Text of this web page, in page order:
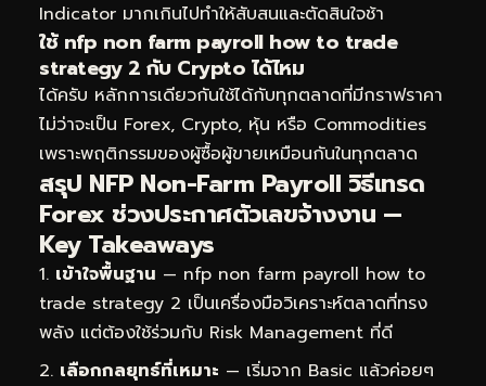
Indicator มากเกินไปทำให้สับสนและตัดสินใจช้า
ใช้ nfp non farm payroll how to trade
strategy 2 กับ Crypto ได้ไหม
ได้ครับ หลักการเดียวกันใช้ได้กับทุกตลาดที่มีกราฟราคา
ไม่ว่าจะเป็น Forex, Crypto, หุ้น หรือ Commodities
เพราะพฤติกรรมของผู้ซื้อผู้ขายเหมือนกันในทุกตลาด
สรุป NFP Non-Farm Payroll วิธีเทรด
Forex ช่วงประกาศตัวเลขจ้างงาน —
Key Takeaways
เข้าใจพื้นฐาน — nfp non farm payroll how to
trade strategy 2 เป็นเครื่องมือวิเคราะห์ตลาดที่ทรง
พลัง แต่ต้องใช้ร่วมกับ Risk Management ที่ดี
เลือกกลยุทธ์ที่เหมาะ — เริ่มจาก Basic แล้วค่อยๆ